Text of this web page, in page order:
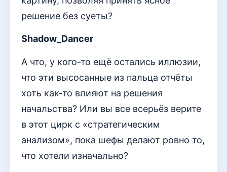
решение без суеты?
Shadow_Dancer
А что, у кого-то ещё остались иллюзии,
что эти высосанные из пальца отчёты
хоть как-то влияют на решения
начальства? Или вы все всерьёз верите
в этот цирк с «стратегическим
анализом», пока шефы делают ровно то,
что хотели изначально?